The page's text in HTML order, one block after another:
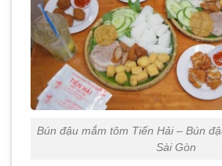
Bún đậu mắm tôm Tiến Hải – Bún
Sài Gòn